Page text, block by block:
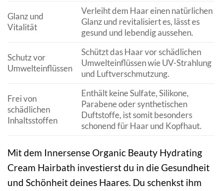
Glanz und
Vitalität
Verleiht dem Haar einen natürlichen
Glanz und revitalisiert es, lässt es
gesund und lebendig aussehen.
Schutz vor
Umwelteinflüssen
Schützt das Haar vor schädlichen
Umwelteinflüssen wie UV-Strahlung
und Luftverschmutzung.
Frei von
schädlichen
Inhaltsstoffen
Enthält keine Sulfate, Silikone,
Parabene oder synthetischen
Duftstoffe, ist somit besonders
schonend für Haar und Kopfhaut.
Mit dem Innersense Organic Beauty Hydrating
Cream Hairbath investierst du in die Gesundheit
und Schönheit deines Haares. Du schenkst ihm